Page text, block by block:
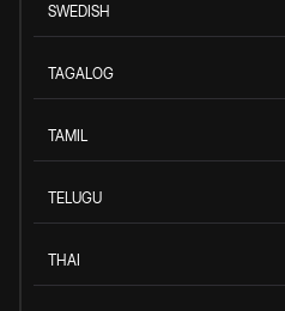
SWEDISH
TAGALOG
TAMIL
TELUGU
THAI